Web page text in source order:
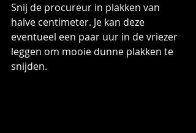
Snij de procureur in plakken van
halve centimeter. Je kan deze
eventueel een paar uur in de vriezer
leggen om mooie dunne plakken te
snijden.